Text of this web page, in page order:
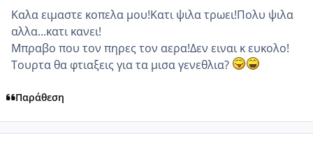
Καλα ειμαστε κοπελα μου!Κατι ψιλα τρωει!Πολυ ψιλα
αλλα...κατι κανει!
Μπραβο που τον πηρες τον αερα!Δεν ειναι κ ευκολο!
Τουρτα θα φτιαξεις για τα μισα γενεθλια?
Παράθεση